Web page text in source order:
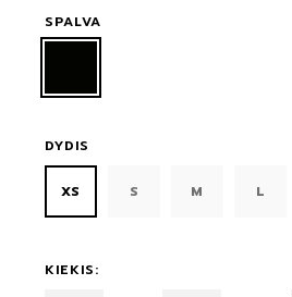
SPALVA
DYDIS
XS S M L
KIEKIS: